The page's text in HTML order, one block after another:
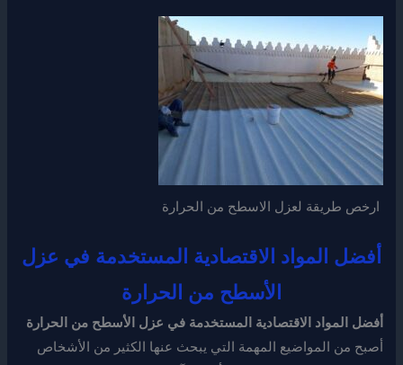
ارخص طريقة لعزل الاسطح من الحرارة
أفضل المواد الاقتصادية المستخدمة في عزل
الأسطح من الحرارة
أفضل المواد الاقتصادية المستخدمة في عزل الأسطح من الحرارة
أصبح من المواضيع المهمة التي يبحث عنها الكثير من الأشخاص